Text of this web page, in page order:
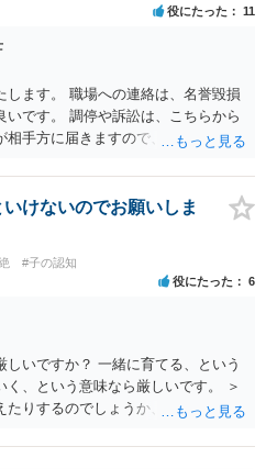
役にたった 11
ます。 職場への連絡は、名誉毀損
です。 調停や訴訟は、こちらから
相手方に届きますので、連絡不要で
しかないかと思います。
けないのでお願いしま
#子の認知
役にたった 6
しいですか？ 一緒に育てる、という
、という意味なら厳しいです。 ＞
たりするのでしょうか、 相手が認知
に、父親として子を養う義務があり